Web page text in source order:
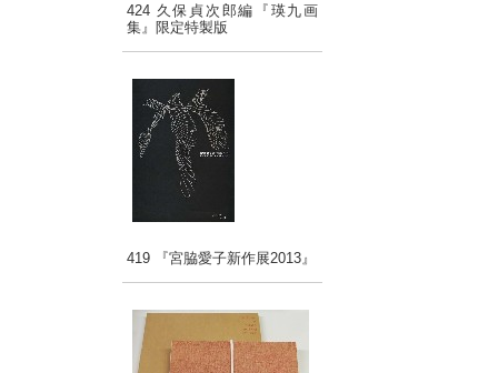
424 久保貞次郎編『瑛九画
集』限定特製版
419 『宮脇愛子新作展2013』